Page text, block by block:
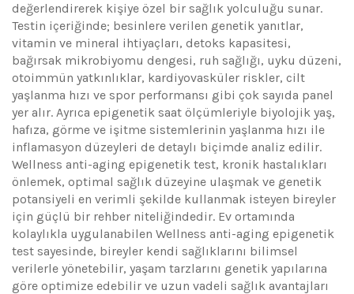
değerlendirerek kişiye özel bir sağlık yolculuğu sunar.
Testin içeriğinde; besinlere verilen genetik yanıtlar,
vitamin ve mineral ihtiyaçları, detoks kapasitesi,
bağırsak mikrobiyomu dengesi, ruh sağlığı, uyku düzeni,
otoimmün yatkınlıklar, kardiyovasküler riskler, cilt
yaşlanma hızı ve spor performansı gibi çok sayıda panel
yer alır. Ayrıca epigenetik saat ölçümleriyle biyolojik yaş,
hafıza, görme ve işitme sistemlerinin yaşlanma hızı ile
inflamasyon düzeyleri de detaylı biçimde analiz edilir.
Wellness anti-aging epigenetik test, kronik hastalıkları
önlemek, optimal sağlık düzeyine ulaşmak ve genetik
potansiyeli en verimli şekilde kullanmak isteyen bireyler
için güçlü bir rehber niteliğindedir. Ev ortamında
kolaylıkla uygulanabilen Wellness anti-aging epigenetik
test sayesinde, bireyler kendi sağlıklarını bilimsel
verilerle yönetebilir, yaşam tarzlarını genetik yapılarına
göre optimize edebilir ve uzun vadeli sağlık avantajları